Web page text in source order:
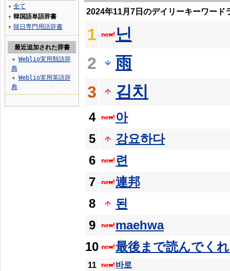
2024年11月7日のデイリーキーワード
1
닌
2
雨
3
김치
4
아
5
강요하다
6
련
7
連邦
8
된
9
maehwa
10
最後まで読んでく
11
바로
▼ 全て
▼ 韓国語単語辞書
▼ 韓日専門用語辞書
最近追加された辞書
▼
Weblio実用類語辞
典
▼
Weblio実用英語辞
典